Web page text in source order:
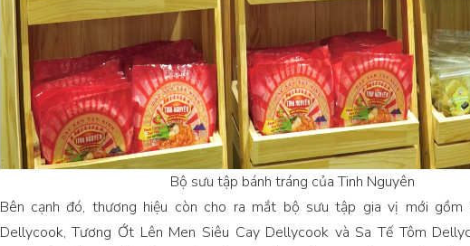
Bộ sưu tập bánh tráng của Tinh Nguyên
Bên cạnh đó, thương hiệu còn cho ra mắt bộ sưu tập gia vị mới gồm
Dellycook, Tương Ớt Lên Men Siêu Cay Dellycook và Sa Tế Tôm